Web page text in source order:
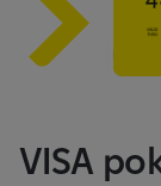
VISA